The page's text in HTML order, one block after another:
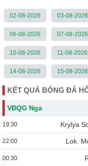
02-08-2026 03-08-2026
06-08-2026 07-08-2026
10-08-2026 11-08-2026
14-08-2026 15-08-2026
KẾT QUẢ BÓNG ĐÁ
VĐQG Nga
19:30 Krylya
22:00 Lok.
00:30